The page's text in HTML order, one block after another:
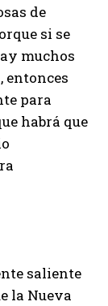
de
si se
muchos
entonces
para
habrá que
saliente
la Nueva